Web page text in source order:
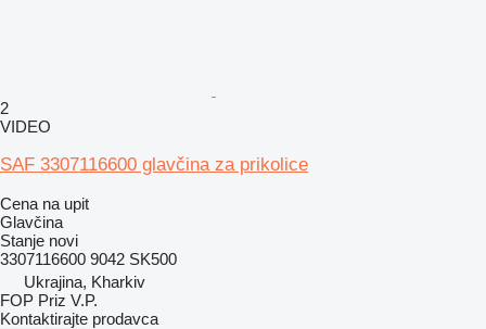
2
VIDEO
SAF 3307116600 glavčina za prikolice
Cena na upit
Glavčina
Stanje novi
3307116600 9042 SK500
Ukrajina, Kharkiv
FOP Priz V.P.
Kontaktirajte prodavca